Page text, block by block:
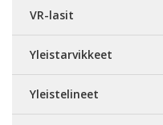
VR-lasit
Yleistarvikkeet
Yleistelineet